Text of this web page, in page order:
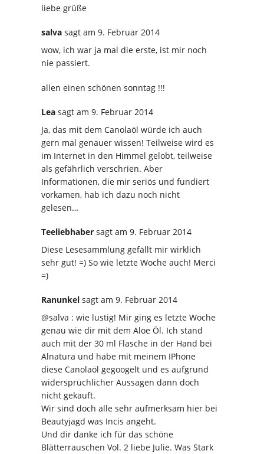
liebe grüße
salva sagt am 9. Februar 2014
wow, ich war ja mal die erste, ist mir noch
nie passiert.
allen einen schönen sonntag !!!
Lea sagt am 9. Februar 2014
Ja, das mit dem Canolaöl würde ich auch
gern mal genauer wissen! Teilweise wird es
im Internet in den Himmel gelobt, teilweise
als gefährlich verschrien. Aber
Informationen, die mir seriös und fundiert
vorkamen, hab ich dazu noch nicht
gelesen…
Teeliebhaber sagt am 9. Februar 2014
Diese Lesesammlung gefällt mir wirklich
sehr gut! =) So wie letzte Woche auch! Merci
=)
Ranunkel sagt am 9. Februar 2014
@salva : wie lustig! Mir ging es letzte Woche
genau wie dir mit dem Aloe Öl. Ich stand
auch mit der 30 ml Flasche in der Hand bei
Alnatura und habe mit meinem IPhone
diese Canolaöl gegoogelt und es aufgrund
widersprüchlicher Aussagen dann doch
nicht gekauft.
Wir sind doch alle sehr aufmerksam hier bei
Beautyjagd was Incis angeht.
Und dir danke ich für das schöne
Blätterrauschen Vol. 2 liebe Julie. Was Stark